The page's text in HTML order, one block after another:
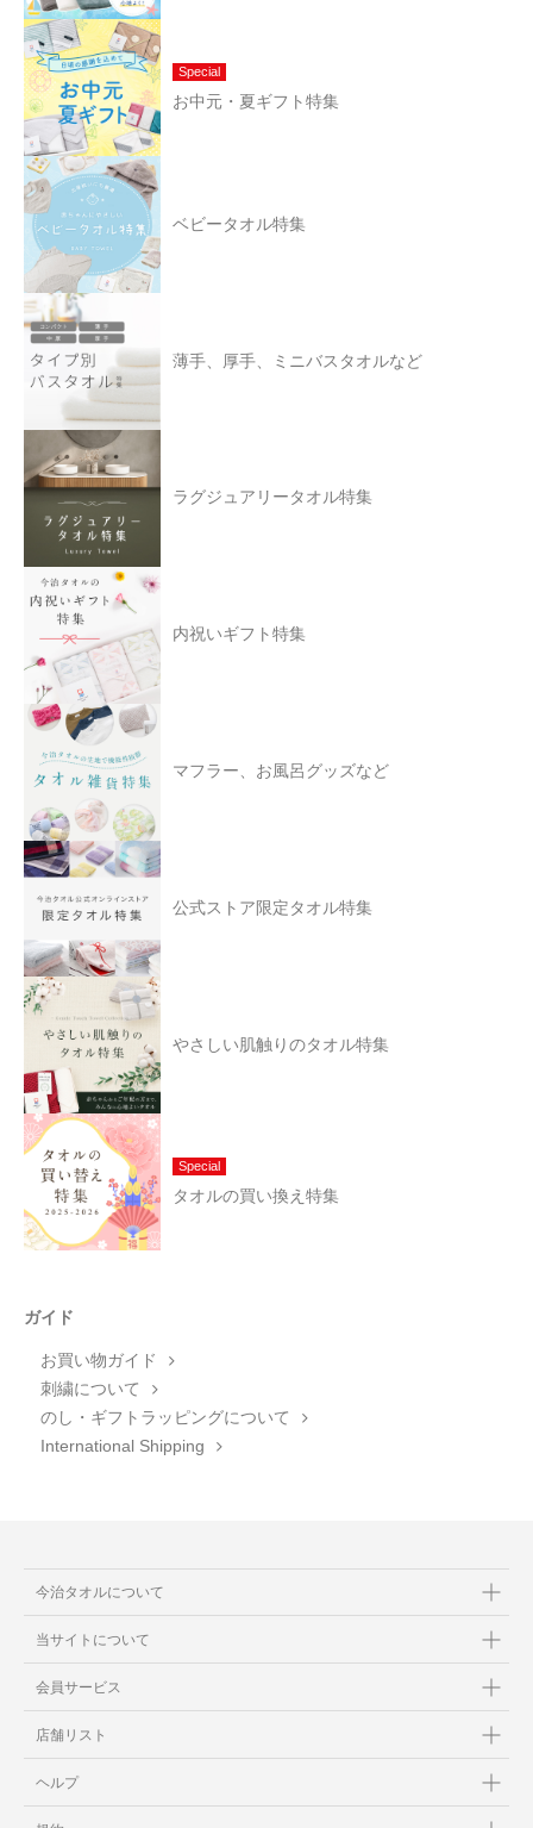
Special
お中元・夏ギフト特集
ベビータオル特集
薄手、厚手、ミニバスタオルなど
ラグジュアリータオル特集
内祝いギフト特集
マフラー、お風呂グッズなど
公式ストア限定タオル特集
やさしい肌触りのタオル特集
Special
タオルの買い換え特集
ガイド
お買い物ガイド
刺繍について
のし・ギフトラッピングについて
International Shipping
今治タオルについて
当サイトについて
会員サービス
店舗リスト
ヘルプ